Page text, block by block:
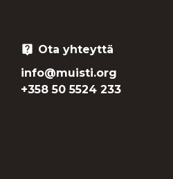
live_help
Ota yhteyttä
info@muisti.org
+358 50 5524 233